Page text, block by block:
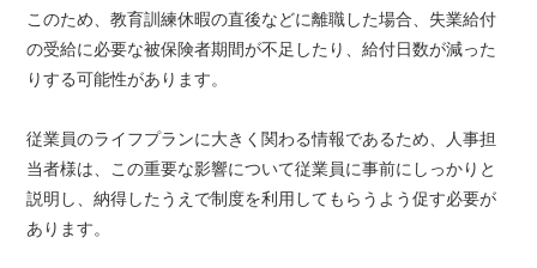
このため、教育訓練休暇の直後などに離職した場合、失業給付
の受給に必要な被保険者期間が不足したり、給付日数が減った
りする可能性があります。
従業員のライフプランに大きく関わる情報であるため、人事担
当者様は、この重要な影響について従業員に事前にしっかりと
説明し、納得したうえで制度を利用してもらうよう促す必要が
あります。